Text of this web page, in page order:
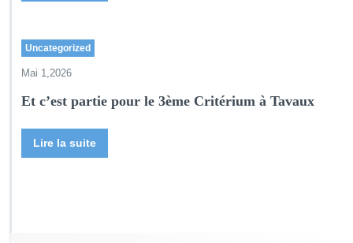
Uncategorized
Mai 1,2026
Et c’est partie pour le 3ème Critérium à Tavaux
Lire la suite